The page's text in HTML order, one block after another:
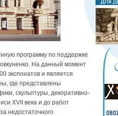
программу по поддержке
На данный момент
экспонатов и является
где представлены
скульптуры, декоративно-
XVII века и до работ
недостаточного